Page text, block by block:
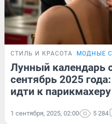
СТИЛЬ И КРАСОТА МОДНЫЕ
Лунный календарь
сентябрь 2025
идти к парикмахеру
1 сентября, 2025, 02:00 5 284